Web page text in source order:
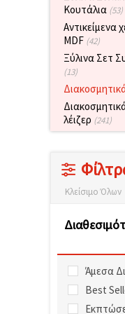
επισκεψιμότητα
συνεργατών
Κουτάλια (53)
Αντικείμενα
MDF (42)
Ξύλινα Σετ
(13)
λέιζερ (241)
Κλείσιμο Όλων
Άμεσα
Best